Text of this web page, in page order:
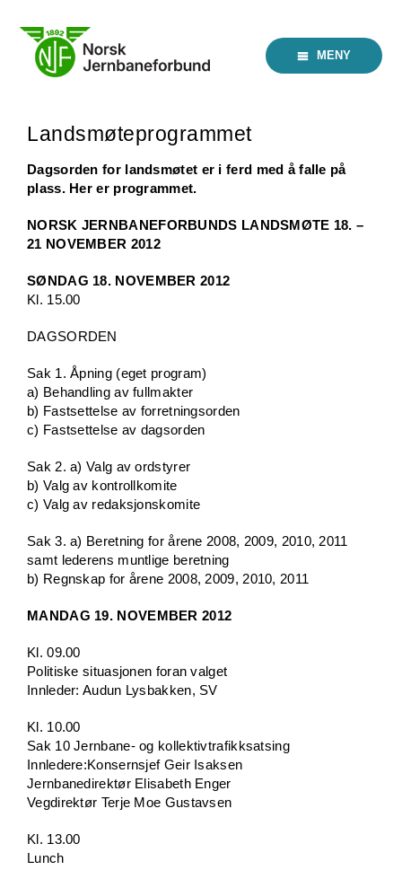
content
MENY
Landsmøteprogrammet
Dagsorden for landsmøtet er i ferd med å falle på
plass. Her er programmet.
NORSK JERNBANEFORBUNDS LANDSMØTE 18. –
21 NOVEMBER 2012
SØNDAG 18. NOVEMBER 2012
Kl. 15.00
DAGSORDEN
Sak 1. Åpning (eget program)
a) Behandling av fullmakter
b) Fastsettelse av forretningsorden
c) Fastsettelse av dagsorden
Sak 2. a) Valg av ordstyrer
b) Valg av kontrollkomite
c) Valg av redaksjonskomite
Sak 3. a) Beretning for årene 2008, 2009, 2010, 2011
samt lederens muntlige beretning
b) Regnskap for årene 2008, 2009, 2010, 2011
MANDAG 19. NOVEMBER 2012
Kl. 09.00
Politiske situasjonen foran valget
Innleder: Audun Lysbakken, SV
Kl. 10.00
Sak 10 Jernbane- og kollektivtrafikksatsing
Innledere:Konsernsjef Geir Isaksen
Jernbanedirektør Elisabeth Enger
Vegdirektør Terje Moe Gustavsen
Kl. 13.00
Lunch